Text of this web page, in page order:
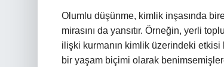
Olumlu düşünme, kimlik inşasında
mirasını da yansıtır. Örneğin, yerli
ilişki kurmanın kimlik üzerindeki
bir yaşam biçimi olarak